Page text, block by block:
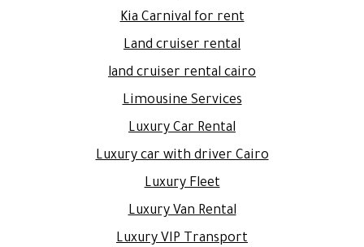
Kia Carnival for rent
Land cruiser rental
land cruiser rental cairo
Limousine Services
Luxury Car Rental
Luxury car with driver Cairo
Luxury Fleet
Luxury Van Rental
Luxury VIP Transport